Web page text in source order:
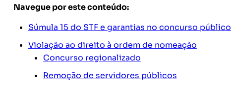
Navegue por este conteúdo:
Súmula 15 do STF e garantias no concurso público
Violação ao direito à ordem de nomeação
Concurso regionalizado
Remoção de servidores públicos